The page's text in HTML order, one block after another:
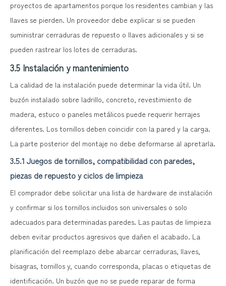
proyectos de apartamentos porque los residentes cambian y las
llaves se pierden. Un proveedor debe explicar si se pueden
suministrar cerraduras de repuesto o llaves adicionales y si se
pueden rastrear los lotes de cerraduras.
3.5 Instalación y mantenimiento
La calidad de la instalación puede determinar la vida útil. Un
buzón instalado sobre ladrillo, concreto, revestimiento de
madera, estuco o paneles metálicos puede requerir herrajes
diferentes. Los tornillos deben coincidir con la pared y la carga.
La parte posterior del montaje no debe deformarse al apretarla.
3.5.1 Juegos de tornillos, compatibilidad con paredes,
piezas de repuesto y ciclos de limpieza
El comprador debe solicitar una lista de hardware de instalación
y confirmar si los tornillos incluidos son universales o solo
adecuados para determinadas paredes. Las pautas de limpieza
deben evitar productos agresivos que dañen el acabado. La
planificación del reemplazo debe abarcar cerraduras, llaves,
bisagras, tornillos y, cuando corresponda, placas o etiquetas de
identificación. Un buzón que no se puede reparar de forma